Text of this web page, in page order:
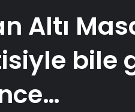
Altı
bile